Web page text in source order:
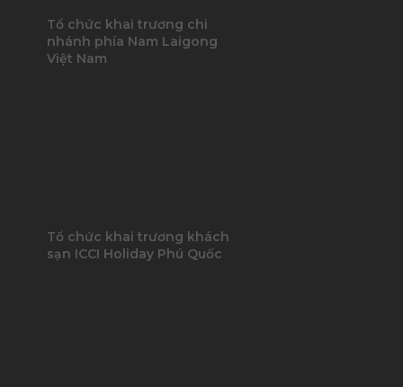
Tổ chức khai trương chi
nhánh phía Nam Laigong
Việt Nam
Tổ chức khai trương khách
sạn ICCI Holiday Phú Quốc